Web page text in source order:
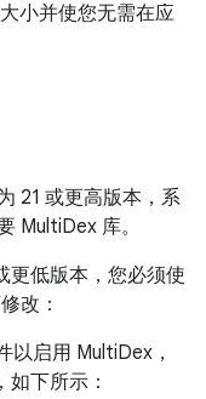
小并使您无需在应
21 或更高版本，系
MultiDex 库。
更低版本，您必须使
改：
以启用 MultiDex，
下所示：